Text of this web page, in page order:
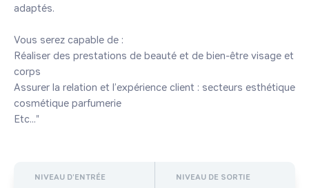
adaptés.
Vous serez capable de :
Réaliser des prestations de beauté et de bien-être visage et
corps
Assurer la relation et l’expérience client : secteurs esthétique
cosmétique parfumerie
Etc..."
NIVEAU D'ENTRÉE NIVEAU DE SORTIE